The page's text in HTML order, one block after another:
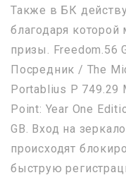
Также в БК
благодаря
призы. Freedom.56
Посредник / The
Portablius P 749.29
Point: Year One
GB. Вход на
происходят
быструю